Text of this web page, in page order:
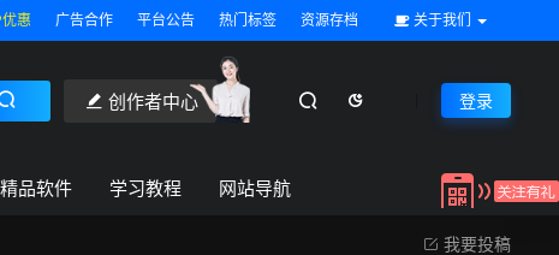
惠 广告合作 平台公告 热门标签 资源存档 关于我们
创作者中心 登录
精品软件 学习教程 网站导航
我要投稿